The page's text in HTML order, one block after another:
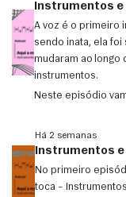
Instrumentos e
A voz é o primeiro
sendo inata, ela
mudaram ao longo
instrumentos.
Neste episódio
Há 2 semanas
Instrumentos e
No primeiro
toca –